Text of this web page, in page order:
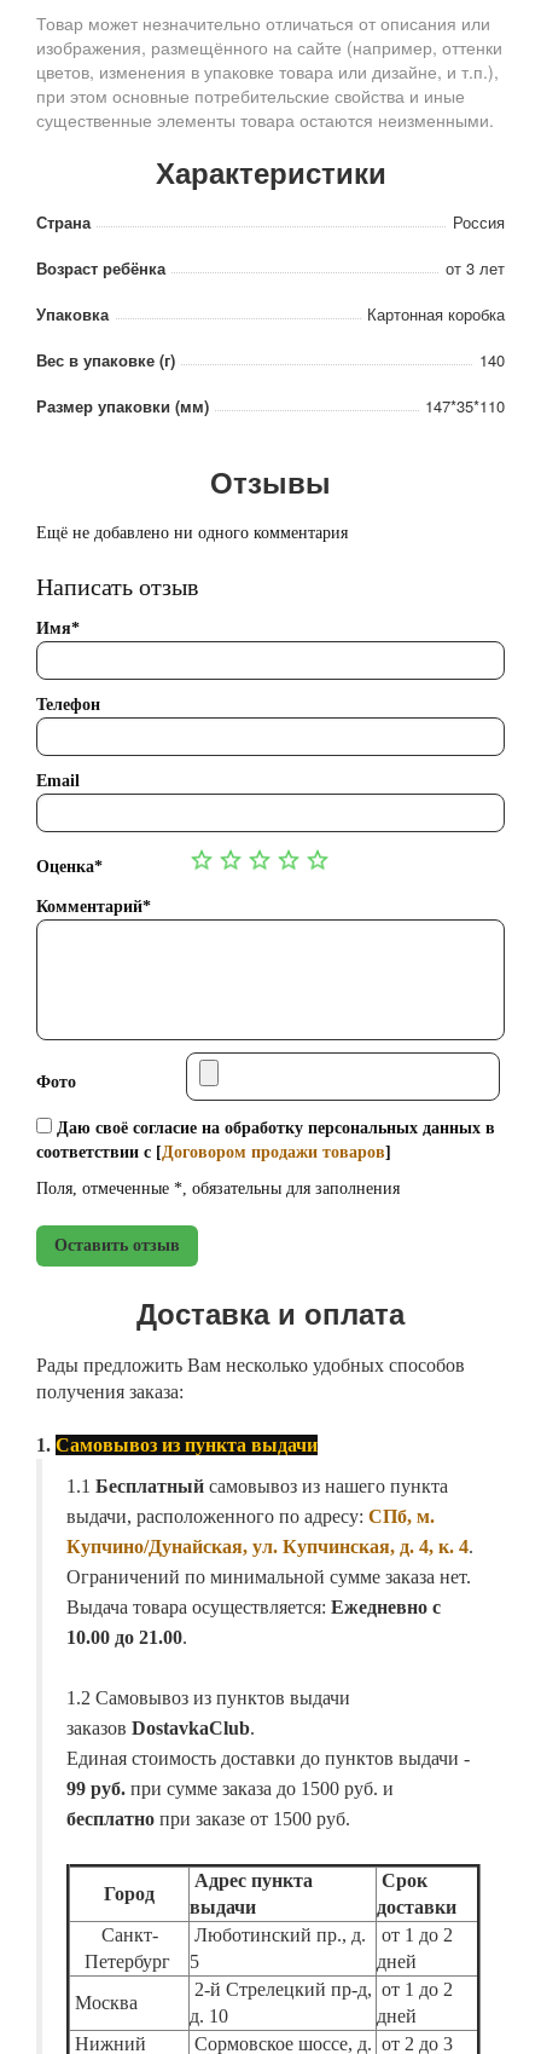
Товар может незначительно отличаться от описания или
изображения, размещённого на сайте (например, оттенки
цветов, изменения в упаковке товара или дизайне, и т.п.),
при этом основные потребительские свойства и иные
существенные элементы товара остаются неизменными.
Характеристики
Страна
Россия
Возраст ребёнка
от 3 лет
Упаковка
Картонная коробка
Вес в упаковке (г)
140
Размер упаковки (мм)
147*35*110
Отзывы
Ещё не добавлено ни одного комментария
Написать отзыв
Имя*
Телефон
Email
Оценка*
Комментарий*
Фото
Даю своё согласие на обработку персональных данных в
соответствии с [Договором продажи товаров]
Поля, отмеченные *, обязательны для заполнения
Оставить отзыв
Доставка и оплата
Рады предложить Вам несколько удобных способов
получения заказа:
1. Самовывоз из пункта выдачи
1.1 Бесплатный самовывоз из нашего пункта
выдачи, расположенного по адресу: СПб, м.
Купчино/Дунайская, ул. Купчинская, д. 4, к. 4.
Ограничений по минимальной сумме заказа нет.
Выдача товара осуществляется: Ежедневно с
10.00 до 21.00.
1.2 Самовывоз из пунктов выдачи
заказов DostavkaClub.
Единая стоимость доставки до пунктов выдачи -
99 руб. при сумме заказа до 1500 руб. и
бесплатно при заказе от 1500 руб.
Город
Адрес пункта
выдачи
Срок
доставки
Санкт-
Петербург
Люботинский пр., д.
5
от 1 до 2
дней
Москва
2-й Стрелецкий пр-д,
д. 10
от 1 до 2
дней
Нижний
Сормовское шоссе, д. от 2 до 3